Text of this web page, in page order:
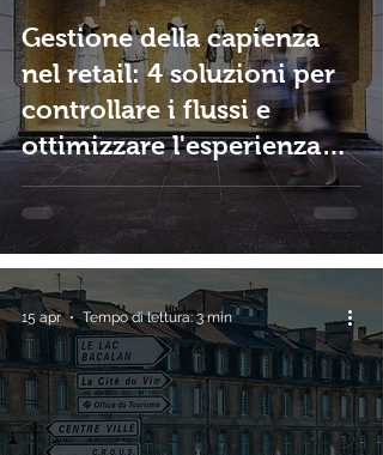
Gestione della capienza
nel retail: 4 soluzioni per
controllare i flussi e
ottimizzare l'esperienza
cliente
15 apr Tempo di lettura: 3 min